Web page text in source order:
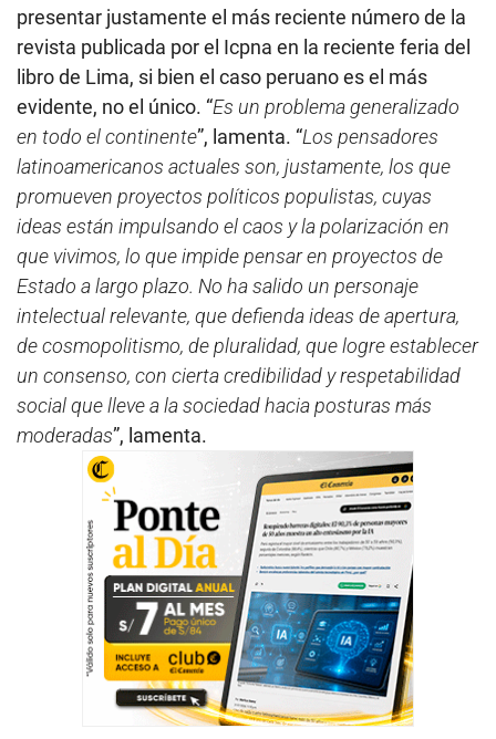
presentar justamente el más reciente número de la
revista publicada por el Icpna en la reciente feria del
libro de Lima, si bien el caso peruano es el más
evidente, no el único. “Es un problema generalizado
en todo el continente”, lamenta. “Los pensadores
latinoamericanos actuales son, justamente, los que
promueven proyectos políticos populistas, cuyas
ideas están impulsando el caos y la polarización en
que vivimos, lo que impide pensar en proyectos de
Estado a largo plazo. No ha salido un personaje
intelectual relevante, que defienda ideas de apertura,
de cosmopolitismo, de pluralidad, que logre establecer
un consenso, con cierta credibilidad y respetabilidad
social que lleve a la sociedad hacia posturas más
moderadas”, lamenta.